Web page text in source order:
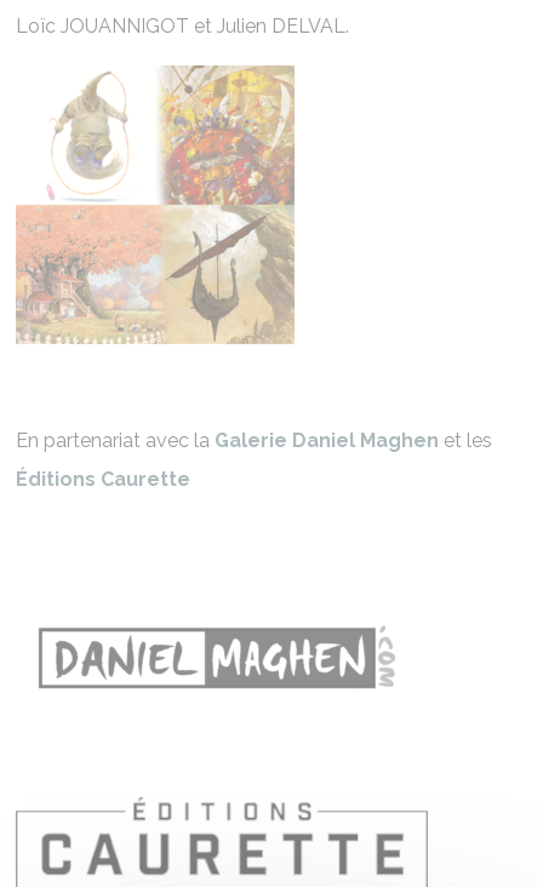
Loïc JOUANNIGOT et Julien DELVAL.
En partenariat avec la Galerie Daniel Maghen et les
Éditions Caurette